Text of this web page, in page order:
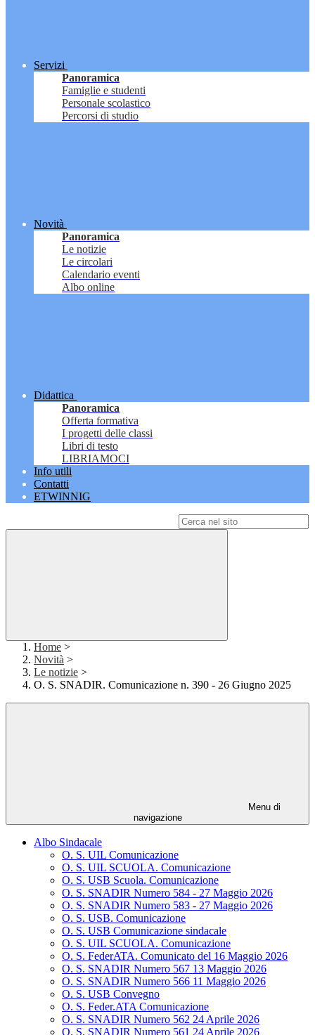
Servizi
Panoramica
Famiglie e studenti
Personale scolastico
Percorsi di studio
Novità
Panoramica
Le notizie
Le circolari
Calendario eventi
Albo online
Didattica
Panoramica
Offerta formativa
I progetti delle classi
Libri di testo
LIBRIAMOCI
Info utili
Contatti
ETWINNIG
Home >
Novità >
Le notizie >
O. S. SNADIR. Comunicazione n. 390 - 26 Giugno 2025
Menu di
navigazione
Albo Sindacale
O. S. UIL Comunicazione
O. S. UIL SCUOLA. Comunicazione
O. S. USB Scuola. Comunicazione
O. S. SNADIR Numero 584 - 27 Maggio 2026
O. S. SNADIR Numero 583 - 27 Maggio 2026
O. S. USB. Comunicazione
O. S. USB Comunicazione sindacale
O. S. UIL SCUOLA. Comunicazione
O. S. FederATA. Comunicato del 16 Maggio 2026
O. S. SNADIR Numero 567 13 Maggio 2026
O. S. SNADIR Numero 566 11 Maggio 2026
O. S. USB Convegno
O. S. Feder.ATA Comunicazione
O. S. SNADIR Numero 562 24 Aprile 2026
O. S. SNADIR Numero 561 24 Aprile 2026